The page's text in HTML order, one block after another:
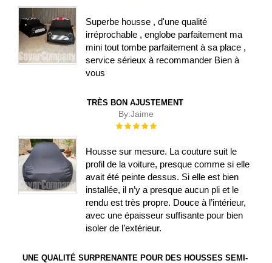
Superbe housse , d'une qualité
irréprochable , englobe parfaitement ma
mini tout tombe parfaitement à sa place ,
service sérieux à recommander Bien à
vous
TRÈS BON AJUSTEMENT
By:Jaime
Évaluation :
Housse sur mesure. La couture suit le
profil de la voiture, presque comme si elle
avait été peinte dessus. Si elle est bien
installée, il n’y a presque aucun pli et le
rendu est très propre. Douce à l’intérieur,
avec une épaisseur suffisante pour bien
isoler de l’extérieur.
UNE QUALITÉ SURPRENANTE POUR DES HOUSSES SEMI-